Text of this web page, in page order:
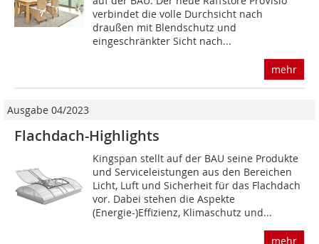
verbindet die volle Durchsicht nach
draußen mit Blendschutz und
eingeschränkter Sicht nach...
mehr
Ausgabe 04/2023
Flachdach-Highlights
Kingspan stellt auf der BAU seine Produkte
und Serviceleistungen aus den Bereichen
Licht, Luft und Sicherheit für das Flachdach
vor. Dabei stehen die Aspekte
(Energie-)Effizienz, Klimaschutz und...
mehr